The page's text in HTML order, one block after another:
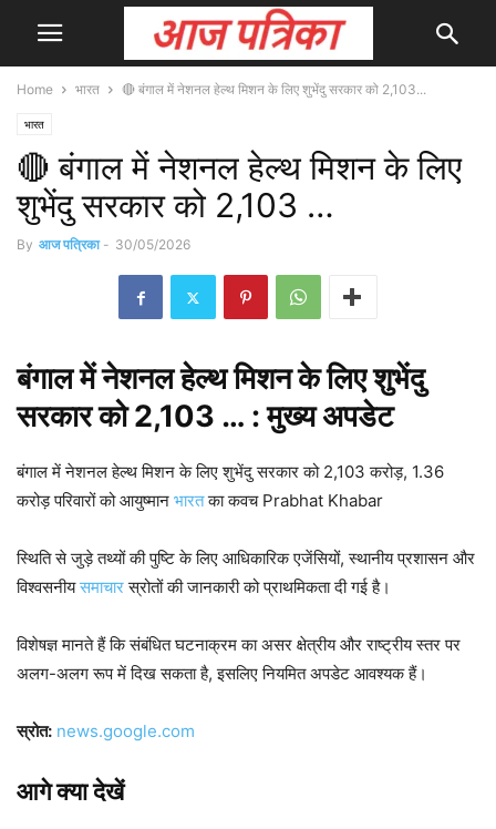
Home भारत 🔴 बंगाल में नेशनल हेल्थ मिशन के लिए शुभेंदु सरकार को 2,103...
भारत
🔴 बंगाल में नेशनल हेल्थ मिशन के लिए
शुभेंदु सरकार को 2,103 …
By आज पत्रिका - 30/05/2026
बंगाल में नेशनल हेल्थ मिशन के लिए शुभेंदु
सरकार को 2,103 … : मुख्यअपडेट
बंगाल में नेशनल हेल्थ मिशन के लिए शुभेंदु सरकार को 2,103 करोड़, 1.36
करोड़ परिवारों को आयुष्मान भारतका कवच Prabhat Khabar
स्थिति से जुड़े तथ्यों की पुष्टि के लिए आधिकारिक एजेंसियों, स्थानीय प्रशासन और
विश्वसनीयसमाचारस्रोतों की जानकारी को प्राथमिकता दी गई है।
विशेषज्ञ मानते हैं कि संबंधित घटनाक्रम का असर क्षेत्रीय और राष्ट्रीय स्तर पर
अलग-अलग रूप में दिख सकता है, इसलिए नियमित अपडेट आवश्यक हैं।
स्रोत: news.google.com
आगे क्या देखें